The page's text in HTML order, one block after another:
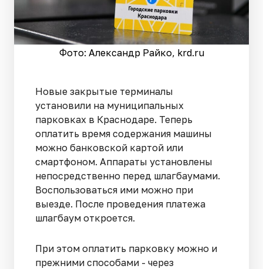
Фото: Александр Райко, krd.ru
Новые закрытые терминалы
установили на муниципальных
парковках в Краснодаре. Теперь
оплатить время содержания машины
можно банковской картой или
смартфоном. Аппараты установлены
непосредственно перед шлагбаумами.
Воспользоваться ими можно при
выезде. После проведения платежа
шлагбаум откроется.
При этом оплатить парковку можно и
прежними способами - через